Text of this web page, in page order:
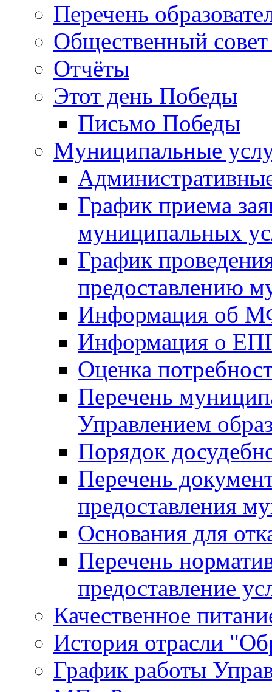
Перечень
Общественный
Отчёты
Этот день Победы
Письмо Победы
Mуниципальные
График приема
муниципальных
График
предоставлению
Информация об
Информация о
Оценка
Перечень
Управлением
Порядок
Перечень
предоставления
Основания для
Перечень
предоставление
Качественное
История отрасли
График работы